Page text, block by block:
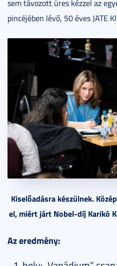
sem távozott üres kézzel az
pincéjében lévő, 50 éves JATE
Kiselőadásra készülnek.
el, miért járt Nobel-díj Karikó
Az eredmény: